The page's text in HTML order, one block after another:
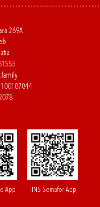
269A
App HNS Semafor App